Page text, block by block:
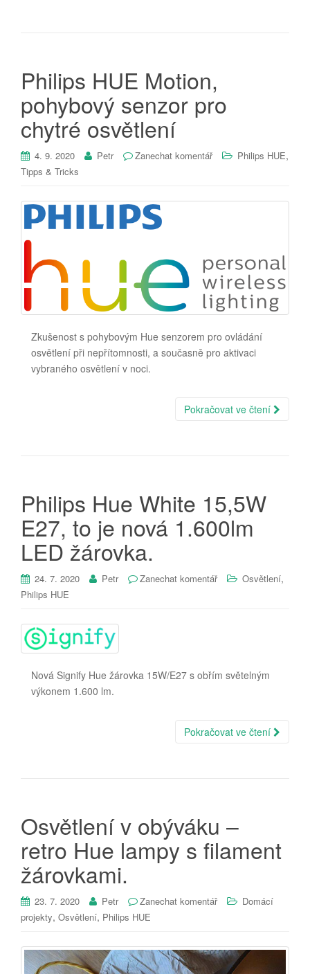
Philips HUE Motion,
pohybový senzor pro
chytré osvětlení
4. 9. 2020 Petr Zanechat komentář Philips HUE,
Tipps & Tricks
Zkušenost s pohybovým Hue senzorem pro ovládání
osvětlení při nepřítomnosti, a současně pro aktivaci
vybraného osvětlení v noci.
Pokračovat ve čtení
Philips Hue White 15,5W
E27, to je nová 1.600lm
LED žárovka.
24. 7. 2020 Petr Zanechat komentář Osvětlení,
Philips HUE
Nová Signify Hue žárovka 15W/E27 s obřím světelným
výkonem 1.600 lm.
Pokračovat ve čtení
Osvětlení v obýváku –
retro Hue lampy s filament
žárovkami.
23. 7. 2020 Petr Zanechat komentář
Domácí
projekty, Osvětlení, Philips HUE